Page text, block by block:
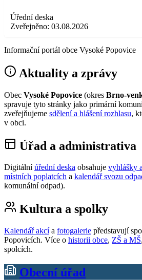
Úřední deska
Zveřejněno: 03.08.2026
Informační portál obce Vysoké Popovice
Aktuality a zprávy
Obec Vysoké Popovice (okres Brno-
spravuje tyto stránky jako primární
zveřejňujeme sdělení a hlášení rozhlasu,
v obci.
Úřad a administrativa
Digitální úřední deska obsahuje vyhlášky
místních poplatcích a kalendář svozu
komunální odpad).
Kultura a spolky
Kalendář akcía fotogalerie představují
Popovicích. Více o historii obce, ZŠ a MŠ,
spolcích.
Obecní úřad